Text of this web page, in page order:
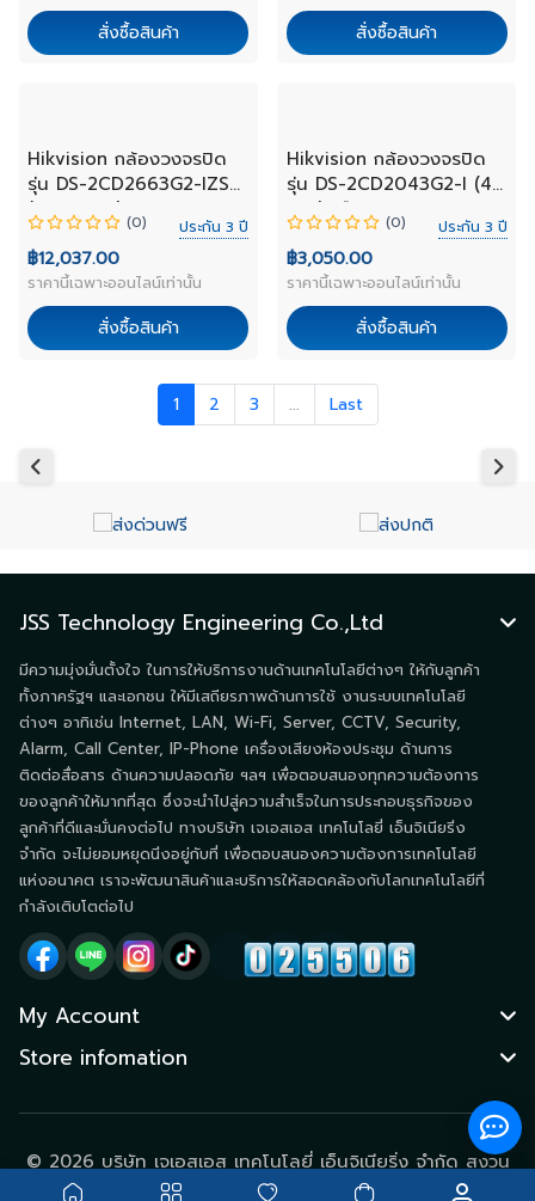
สั่งซื้อสินค้า สั่งซื้อสินค้า
Hikvision กล้องวงจรปิด
รุ่น DS-2CD2663G2-IZS
(2.8-12mm) (0) ประกัน 3 ปี
฿12,037.00
ราคานี้เฉพาะออนไลน์เท่านั้น
สั่งซื้อสินค้า
Hikvision กล้องวงจรปิด
รุ่น DS-2CD2043G2-I (4
mm) เลือกเลนส์
(0) ประกัน 3 ปี
฿3,050.00
ราคานี้เฉพาะออนไลน์เท่านั้น
สั่งซื้อสินค้า
1 2 3 ... Last
JSS Technology Engineering Co.,Ltd
มีความมุ่งมั่นตั้งใจ ในการให้บริการงานด้านเทคโนโลยีต่างๆ ให้กับลูกค้า
ทั้งภาครัฐฯ และเอกชน ให้มีเสถียรภาพด้านการใช้ งานระบบเทคโนโลยี
ต่างๆ อาทิเช่น Internet, LAN, Wi-Fi, Server, CCTV, Security,
Alarm, Call Center, IP-Phone เครื่องเสียงห้องประชุม ด้านการ
ติดต่อสื่อสาร ด้านความปลอดภัย ฯลฯ เพื่อตอบสนองทุกความต้องการ
ของลูกค้าให้มากที่สุด ซึ่งจะนำไปสู่ความสำเร็จในการประกอบธุรกิจของ
ลูกค้าที่ดีและมั่นคงต่อไป ทางบริษัท เจเอสเอส เทคโนโลยี่ เอ็นจิเนียริ่ง
จำกัด จะไม่ยอมหยุดนิ่งอยู่กับที่ เพื่อตอบสนองความต้องการเทคโนโลยี
แห่งอนาคต เราจะพัฒนาสินค้าและบริการให้สอดคล้องกับโลกเทคโนโลยีที่
กำลังเติบโตต่อไป
My Account
Store infomation
© 2026 บริษัท เจเอสเอส เทคโนโลยี่ เอ็นจิเนียริ่ง จำกัด สงวน
ไว้ซึ่งลิขสิทธิ์ทั้งหมด.